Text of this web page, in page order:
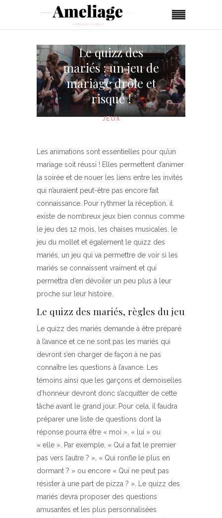
Le quizz des
mariés : un jeu de
mariage drôle et
risqué !
JEUX
Les animations sont essentielles pour qu’un
mariage soit réussi ! Elles permettent d’animer
la soirée et de nouer les liens entre les invités
qui n’auraient peut-être pas encore fait
connaissance. Pour rythmer la réception, il
existe de nombreux jeux bien connus comme
le jeu des 12 mois, les chaises musicales, le
jeu du mollet et également le quizz des
mariés, un jeu qui va permettre de voir si les
mariés se connaissent vraiment et qui
permettra d’en dévoiler un peu plus à leur
proche sur leur histoire.
Le quizz des mariés, règles du jeu
Le quizz des mariés demande à être préparé
à l’avance et ce ne sont pas les mariés qui
devront s’en charger de façon à ne pas
connaître les questions à l’avance. Les
témoins ainsi que les garçons et demoiselles
d’honneur devront donc s’acquitter de cette
tâche avant le grand jour. Pour cela, il faudra
préparer une liste de questions dont la
réponse pourra être « moi », « lui » ou
« elle ». Par exemple, « Qui a fait le premier
pas vers l’autre ? », « Qui ronfle le plus en
dormant ? » ou encore « Qui ne peut pas
résister à une part de pizza ? ». Le quizz des
mariés devra proposer des questions
amusantes et les plus personnalisées